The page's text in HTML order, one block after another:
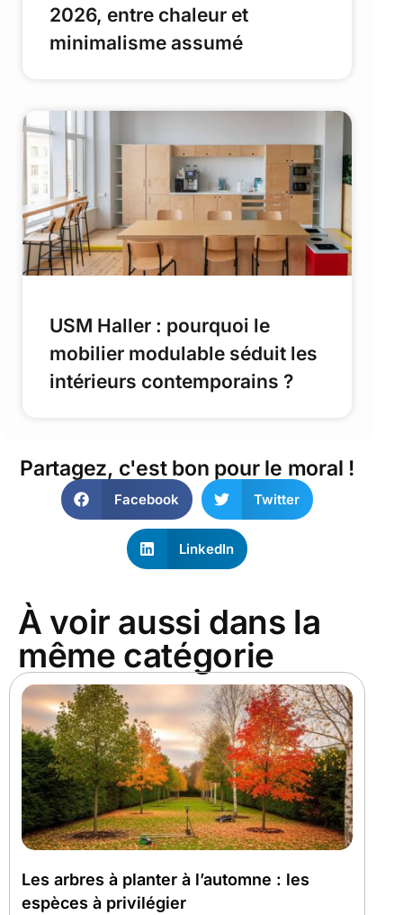
2026, entre chaleur et
minimalisme assumé
USM Haller : pourquoi le
mobilier modulable séduit les
intérieurs contemporains ?
Partagez, c'est bon pour le moral !
Facebook Twitter
LinkedIn
À voir aussi dans la
même catégorie
Les arbres à planter à l’automne : les
espèces à privilégier